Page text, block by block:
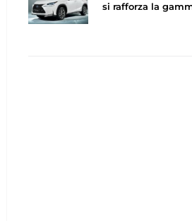
si rafforza la